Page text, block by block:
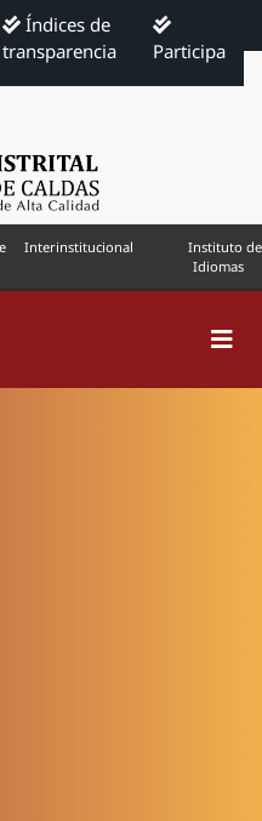
Índices de
transparencia
Participa
Interinstitucional
Instituto de
Idiomas